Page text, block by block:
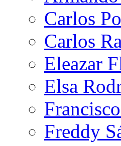
Carlos
Carlos
Eleazar
Elsa
Freddy